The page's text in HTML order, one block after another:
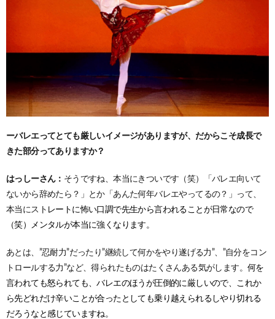
ーバレエってとても厳しいイメージがありますが、だからこそ成長で
きた部分ってありますか？
はっしーさん： そうですね、本当にきついです（笑）「バレエ向いて
ないから辞めたら？」とか「あんた何年バレエやってるの？」って、
本当にスト レートに怖い口調で先生から言われることが日常なので
（笑）
メンタ ルが本当に強くなります。
あとは、”忍耐力”だったり”継続して何かをやり遂げる力”、”自分をコン
トロールする力”など、得られたものはたくさんある気がします。 何を
言われても怒られても、バレエのほうが圧倒的に厳しいので、これか
ら先どれだけ辛いことが合ったとしても乗り越えられるしやり切れる
だろうなと感じていますね。